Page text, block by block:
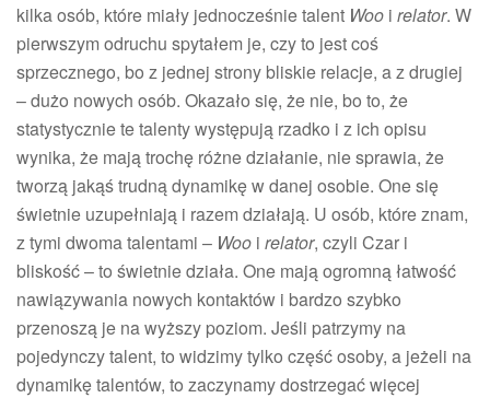
kilka osób, które miały jednocześnie talent Woo i relator. W
pierwszym odruchu spytałem je, czy to jest coś
sprzecznego, bo z jednej strony bliskie relacje, a z drugiej
– dużo nowych osób. Okazało się, że nie, bo to, że
statystycznie te talenty występują rzadko i z ich opisu
wynika, że mają trochę różne działanie, nie sprawia, że
tworzą jakąś trudną dynamikę w danej osobie. One się
świetnie uzupełniają i razem działają. U osób, które znam,
z tymi dwoma talentami – Woo i relator, czyli Czar i
bliskość – to świetnie działa. One mają ogromną łatwość
nawiązywania nowych kontaktów i bardzo szybko
przenoszą je na wyższy poziom. Jeśli patrzymy na
pojedynczy talent, to widzimy tylko część osoby, a jeżeli na
dynamikę talentów, to zaczynamy dostrzegać więcej